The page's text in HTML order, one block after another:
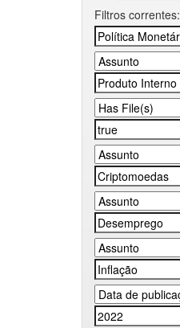
Filtros correntes: